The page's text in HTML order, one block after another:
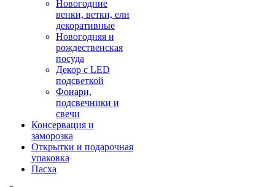
Новогодние
венки, ветки, ели
декоративные
Новогодняя и
рождественская
посуда
Декор с LED
подсветкой
Фонари,
подсвечники и
свечи
Консервация и
заморозка
Открытки и подарочная
упаковка
Пасха